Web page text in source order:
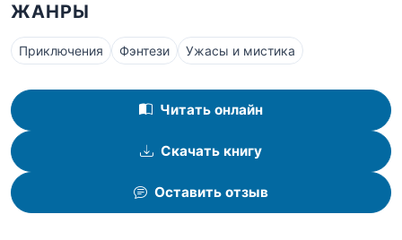
ЖАНРЫ
Приключения Фэнтези Ужасы и мистика
Читать онлайн
Скачать книгу
Оставить отзыв